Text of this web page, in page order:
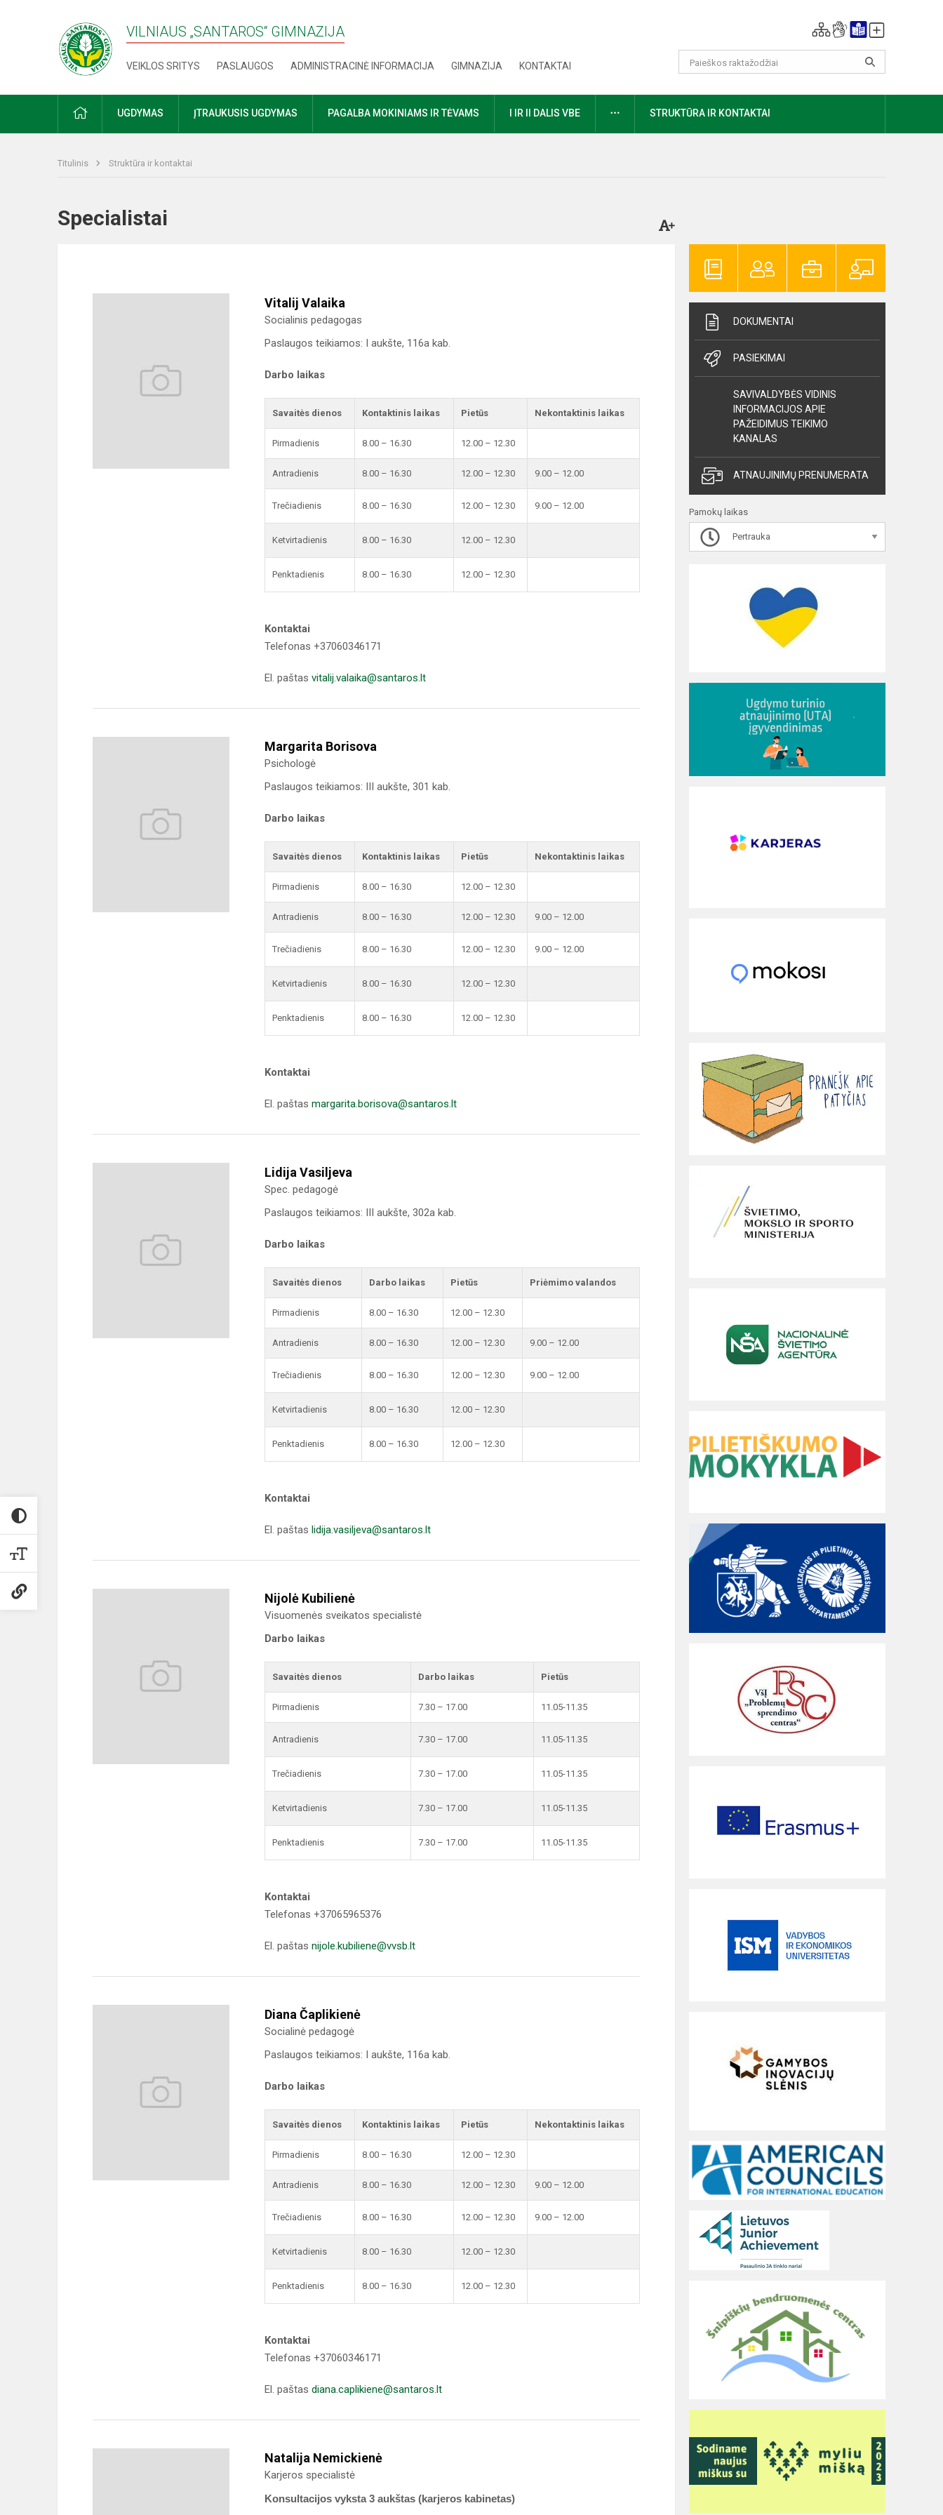
VILNIAUS „SANTAROS“ GIMNAZIJA
VEIKLOS SRITYS PASLAUGOS ADMINISTRACINĖ INFORMACIJA GIMNAZIJA KONTAKTAI
PRADŽIAUGDYMAS ĮTRAUKUSIS UGDYMAS PAGALBA MOKINIAMS IR TĖVAMS I IR II DALIS VBE DAUGIAUSTRUKTŪRA IR KONTAKTAI
Titulinis Struktūra ir kontaktai
Specialistai
Vitalij Valaika
Socialinis pedagogas
Paslaugos teikiamos: I aukšte, 116a kab.
Darbo laikas
Savaitės dienos Kontaktinis laikas Pietūs Nekontaktinis laikas
Pirmadienis 8.00 – 16.30 12.00 – 12.30
Antradienis 8.00 – 16.30 12.00 – 12.30 9.00 – 12.00
Trečiadienis 8.00 – 16.30 12.00 – 12.30 9.00 – 12.00
Ketvirtadienis 8.00 – 16.30 12.00 – 12.30
Penktadienis 8.00 – 16.30 12.00 – 12.30
Kontaktai
Telefonas +37060346171
El. paštas vitalij.valaika@santaros.lt
Margarita Borisova
Psichologė
Paslaugos teikiamos: III aukšte, 301 kab.
Darbo laikas
Savaitės dienos Kontaktinis laikas Pietūs Nekontaktinis laikas
Pirmadienis 8.00 – 16.30 12.00 – 12.30
Antradienis 8.00 – 16.30 12.00 – 12.30 9.00 – 12.00
Trečiadienis 8.00 – 16.30 12.00 – 12.30 9.00 – 12.00
Ketvirtadienis 8.00 – 16.30 12.00 – 12.30
Penktadienis 8.00 – 16.30 12.00 – 12.30
Kontaktai
El. paštas margarita.borisova@santaros.lt
Lidija Vasiljeva
Spec. pedagogė
Paslaugos teikiamos: III aukšte, 302a kab.
Darbo laikas
Savaitės dienos Darbo laikas Pietūs Priėmimo valandos
Pirmadienis 8.00 – 16.30 12.00 – 12.30
Antradienis 8.00 – 16.30 12.00 – 12.30 9.00 – 12.00
Trečiadienis 8.00 – 16.30 12.00 – 12.30 9.00 – 12.00
Ketvirtadienis 8.00 – 16.30 12.00 – 12.30
Penktadienis 8.00 – 16.30 12.00 – 12.30
Kontaktai
El. paštas lidija.vasiljeva@santaros.lt
Nijolė Kubilienė
Visuomenės sveikatos specialistė
Darbo laikas
Savaitės dienos Darbo laikas Pietūs
Pirmadienis 7.30 – 17.00 11.05-11.35
Antradienis 7.30 – 17.00 11.05-11.35
Trečiadienis 7.30 – 17.00 11.05-11.35
Ketvirtadienis 7.30 – 17.00 11.05-11.35
Penktadienis 7.30 – 17.00 11.05-11.35
Kontaktai
Telefonas +37065965376
El. paštas nijole.kubiliene@vvsb.lt
Diana Čaplikienė
Socialinė pedagogė
Paslaugos teikiamos: I aukšte, 116a kab.
Darbo laikas
Savaitės dienos Kontaktinis laikas Pietūs Nekontaktinis laikas
Pirmadienis 8.00 – 16.30 12.00 – 12.30
Antradienis 8.00 – 16.30 12.00 – 12.30 9.00 – 12.00
Trečiadienis 8.00 – 16.30 12.00 – 12.30 9.00 – 12.00
Ketvirtadienis 8.00 – 16.30 12.00 – 12.30
Penktadienis 8.00 – 16.30 12.00 – 12.30
Kontaktai
Telefonas +37060346171
El. paštas diana.caplikiene@santaros.lt
Natalija Nemickienė
Karjeros specialistė
Konsultacijos vyksta 3 aukštas (karjeros kabinetas)
DOKUMENTAI
PASIEKIMAI
SAVIVALDYBĖS VIDINIS
INFORMACIJOS APIE
PAŽEIDIMUS TEIKIMO
KANALAS
ATNAUJINIMŲ PRENUMERATA
Pamokų laikas
Pertrauka